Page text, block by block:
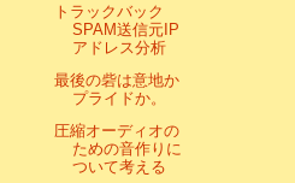
トラックバック
SPAM送信元IP
アドレス分析
最後の砦は意地か
プライドか。
圧縮オーディオの
ための音作りに
ついて考える